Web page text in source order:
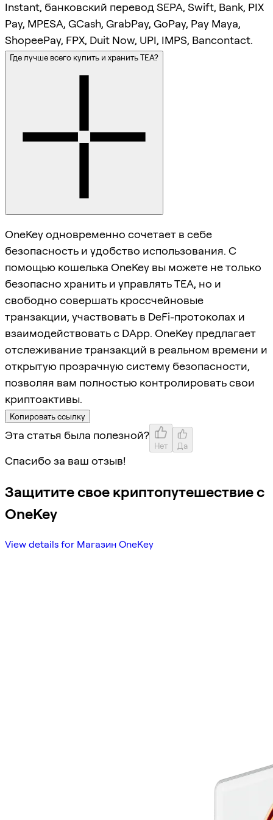
Instant, банковский перевод SEPA, Swift, Bank, PIX
Pay, MPESA, GCash, GrabPay, GoPay, Pay Maya,
ShopeePay, FPX, Duit Now, UPI, IMPS, Bancontact.
Где лучше всего купить и хранить TEA?
OneKey одновременно сочетает в себе
безопасность и удобство использования. С
помощью кошелька OneKey вы можете не только
безопасно хранить и управлять TEA, но и
свободно совершать кроссчейновые
транзакции, участвовать в DeFi-протоколах и
взаимодействовать с DApp. OneKey предлагает
отслеживание транзакций в реальном времени и
открытую прозрачную систему безопасности,
позволяя вам полностью контролировать свои
криптоактивы.
Копировать ссылку
Эта статья была полезной?
Нет Да
Спасибо за ваш отзыв!
Защитите свое криптопутешествие с
OneKey
View details for Магазин OneKey